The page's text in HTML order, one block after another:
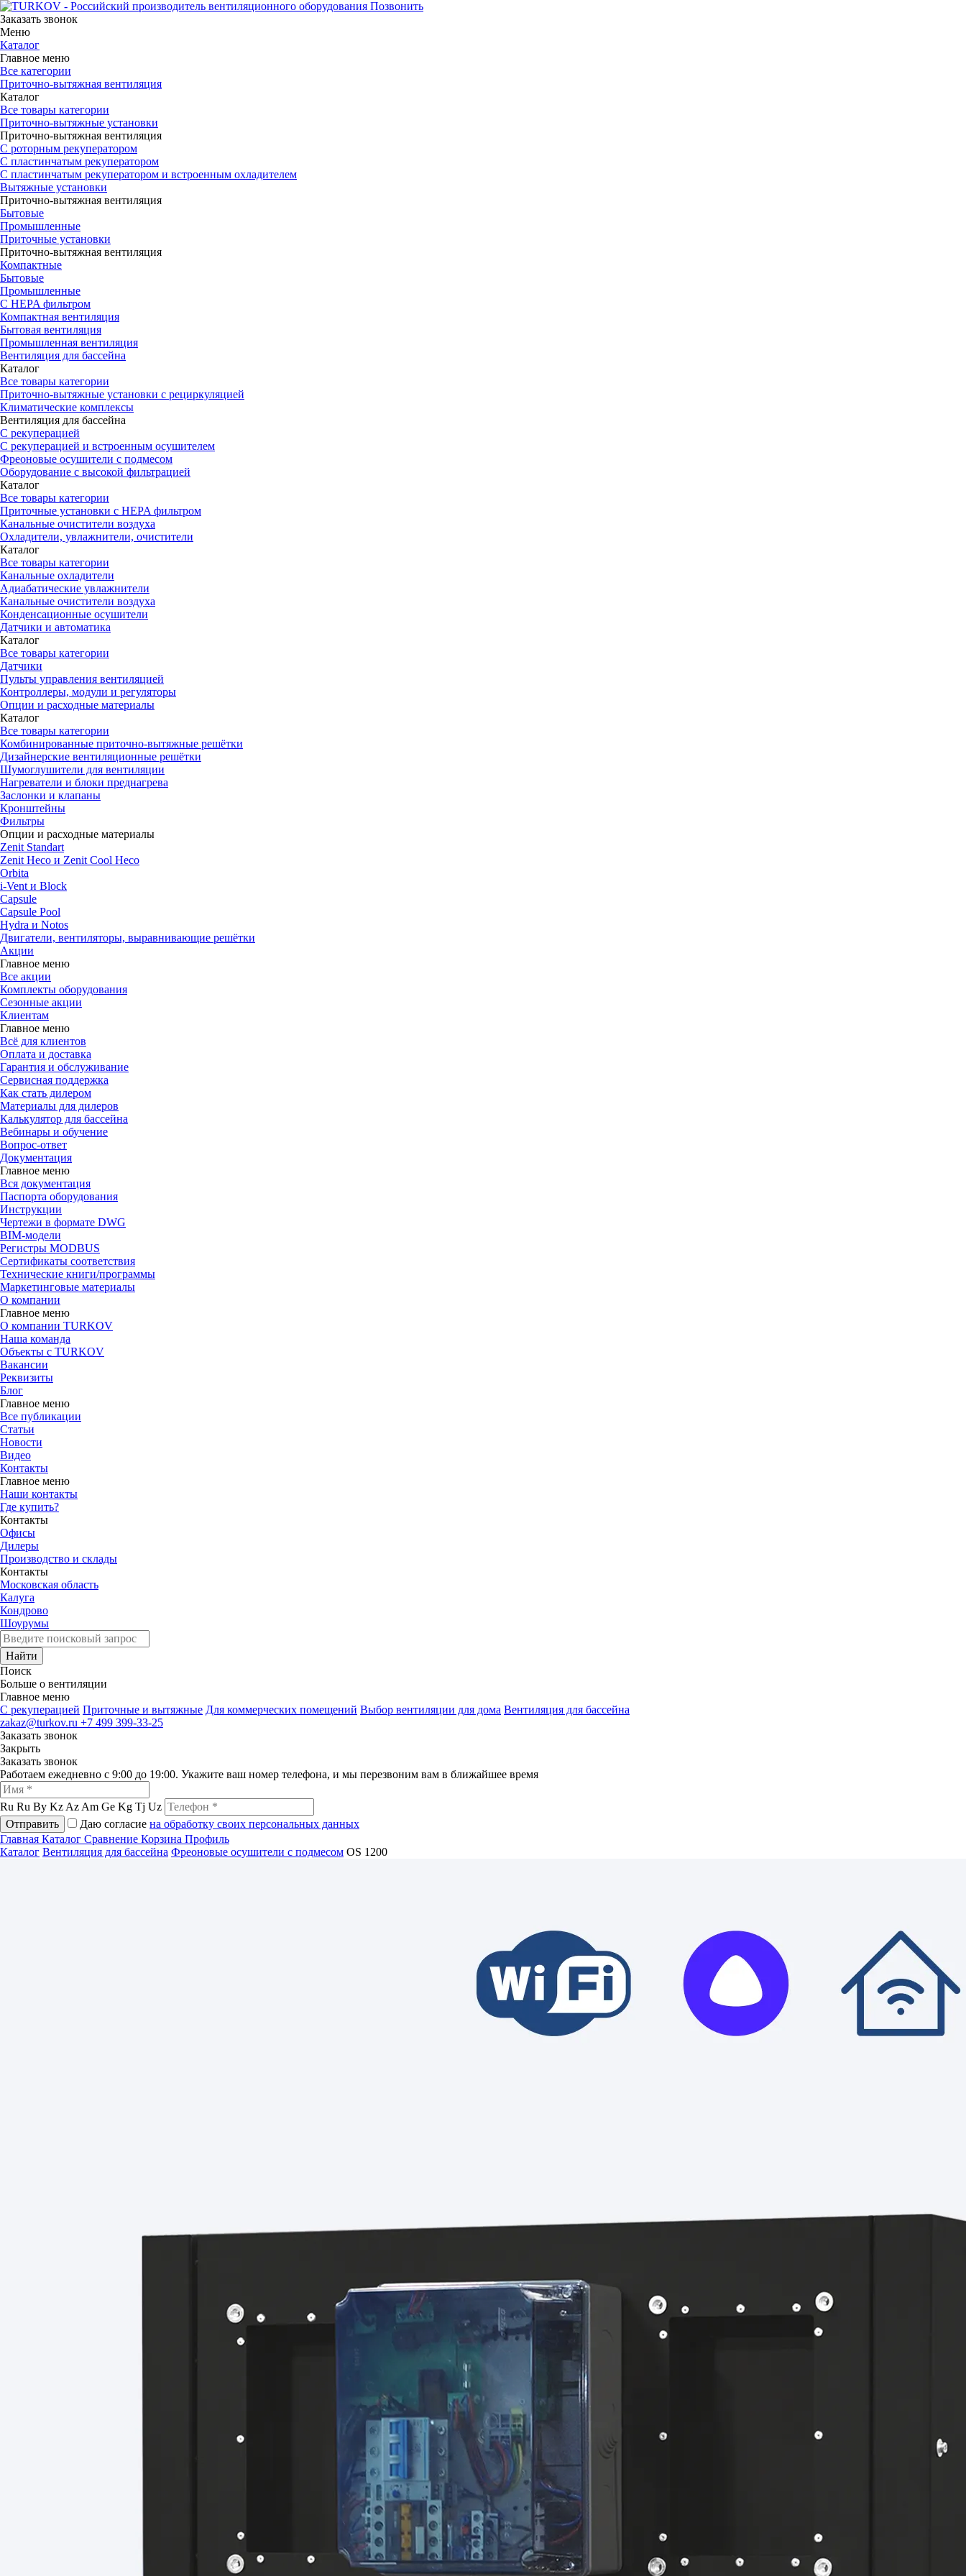
Позвонить
Заказать звонок
Меню
Каталог
Главное меню
Все категории
Приточно-вытяжная вентиляция
Каталог
Все товары категории
Приточно-вытяжные установки
Приточно-вытяжная вентиляция
С роторным рекуператором
С пластинчатым рекуператором
С пластинчатым рекуператором и встроенным охладителем
Вытяжные установки
Приточно-вытяжная вентиляция
Бытовые
Промышленные
Приточные установки
Приточно-вытяжная вентиляция
Компактные
Бытовые
Промышленные
С HEPA фильтром
Компактная вентиляция
Бытовая вентиляция
Промышленная вентиляция
Вентиляция для бассейна
Каталог
Все товары категории
Приточно-вытяжные установки с рециркуляцией
Климатические комплексы
Вентиляция для бассейна
С рекуперацией
С рекуперацией и встроенным осушителем
Фреоновые осушители с подмесом
Оборудование с высокой фильтрацией
Каталог
Все товары категории
Приточные установки c HEPA фильтром
Канальные очистители воздуха
Охладители, увлажнители, очистители
Каталог
Все товары категории
Канальные охладители
Адиабатические увлажнители
Канальные очистители воздуха
Конденсационные осушители
Датчики и автоматика
Каталог
Все товары категории
Датчики
Пульты управления вентиляцией
Контроллеры, модули и регуляторы
Опции и расходные материалы
Каталог
Все товары категории
Комбинированные приточно-вытяжные решётки
Дизайнерские вентиляционные решётки
Шумоглушители для вентиляции
Нагреватели и блоки преднагрева
Заслонки и клапаны
Кронштейны
Фильтры
Опции и расходные материалы
Zenit Standart
Zenit Heco и Zenit Cool Heco
Orbita
i-Vent и Block
Capsule
Capsule Pool
Hydra и Notos
Двигатели, вентиляторы, выравнивающие решётки
Акции
Главное меню
Все акции
Комплекты оборудования
Сезонные акции
Клиентам
Главное меню
Всё для клиентов
Оплата и доставка
Гарантия и обслуживание
Сервисная поддержка
Как стать дилером
Материалы для дилеров
Калькулятор для бассейна
Вебинары и обучение
Вопрос-ответ
Документация
Главное меню
Вся документация
Паспорта оборудования
Инструкции
Чертежи в формате DWG
BIM-модели
Регистры MODBUS
Сертификаты соответствия
Технические книги/программы
Маркетинговые материалы
О компании
Главное меню
О компании TURKOV
Наша команда
Объекты с TURKOV
Вакансии
Реквизиты
Блог
Главное меню
Все публикации
Статьи
Новости
Видео
Контакты
Главное меню
Наши контакты
Где купить?
Контакты
Офисы
Дилеры
Производство и склады
Контакты
Московская область
Калуга
Кондрово
Шоурумы
Найти
Поиск
Больше о вентиляции
Главное меню
C рекуперацией Приточные и вытяжные Для коммерческих помещений Выбор вентиляции для дома Вентиляция для бассейна
zakaz@turkov.ru +7 499 399-33-25
Заказать звонок
Закрыть
Заказать звонок
Работаем ежедневно с 9:00 до 19:00. Укажите ваш номер телефона, и мы перезвоним вам в ближайшее время
Ru Ru By Kz Az Am Ge Kg Tj Uz
Отправить
Даю согласие на обработку своих персональных данных
Главная Каталог Сравнение Корзина Профиль
Каталог Вентиляция для бассейна Фреоновые осушители с подмесом OS 1200